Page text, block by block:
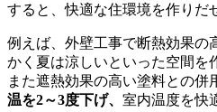
すると、快適な住環境を作りだ
例えば、外壁工事で断熱効果の
かく夏は涼しいといった空間を
また遮熱効果の高い塗料との併
温を2～3度下げ、 室内温度を快